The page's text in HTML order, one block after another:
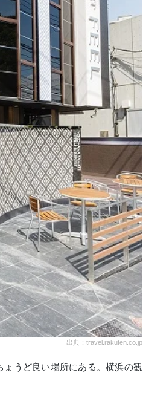
出典：travel.rakuten.co.jp
うど良い場所にある。横浜の観